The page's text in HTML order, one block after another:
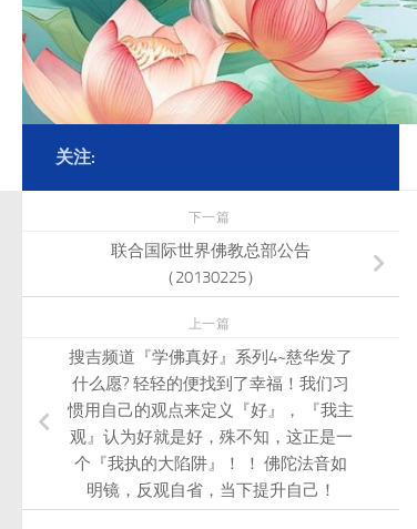
关注:
下一篇
联合国际世界佛教总部公告
（20130225）
上一篇
搜吉频道『学佛真好』系列4~慈华发了
什么愿? 轻轻的便找到了幸福！我们习
惯用自己的观点来定义『好』， 『我主
观』认为好就是好，殊不知，这正是一
个『我执的大陷阱』！ ！ 佛陀法音如
明镜，反观自省，当下提升自己！